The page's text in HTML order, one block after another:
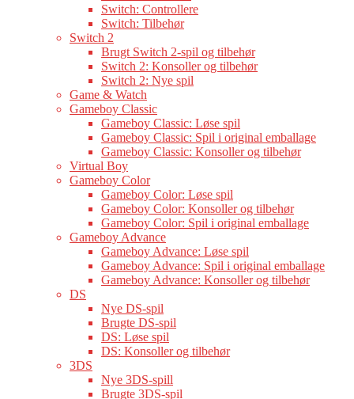
Switch: Controllere
Switch: Tilbehør
Switch 2
Brugt Switch 2-spil og tilbehør
Switch 2: Konsoller og tilbehør
Switch 2: Nye spil
Game & Watch
Gameboy Classic
Gameboy Classic: Løse spil
Gameboy Classic: Spil i original emballage
Gameboy Classic: Konsoller og tilbehør
Virtual Boy
Gameboy Color
Gameboy Color: Løse spil
Gameboy Color: Konsoller og tilbehør
Gameboy Color: Spil i original emballage
Gameboy Advance
Gameboy Advance: Løse spil
Gameboy Advance: Spil i original emballage
Gameboy Advance: Konsoller og tilbehør
DS
Nye DS-spil
Brugte DS-spil
DS: Løse spil
DS: Konsoller og tilbehør
3DS
Nye 3DS-spill
Brugte 3DS-spil